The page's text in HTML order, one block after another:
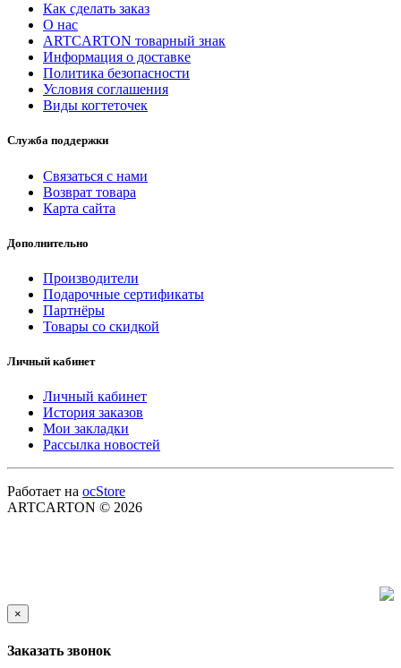
Как сделать заказ
О нас
ARTCARTON товарный знак
Информация о доставке
Политика безопасности
Условия соглашения
Виды когтеточек
Служба поддержки
Связаться с нами
Возврат товара
Карта сайта
Дополнительно
Производители
Подарочные сертификаты
Партнёры
Товары со скидкой
Личный кабинет
Личный кабинет
История заказов
Мои закладки
Рассылка новостей
Работает на ocStore
ARTCARTON © 2026
×
Заказать звонок